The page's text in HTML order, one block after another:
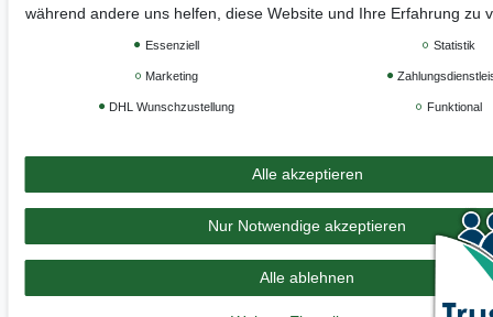
während andere uns helfen, diese Website und Ihre Erfahrung zu
Essenziell Statistik
Marketing
DHL Wunschzustellung Funktional
Alle akzeptieren
Nur Notwendige akzeptieren
Alle ablehnen